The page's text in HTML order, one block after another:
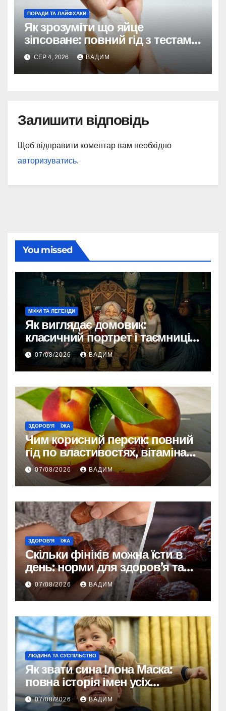
ПОРАДИ ТА ЛАЙФХАКИ
Як зрозуміти що яйце
зіпсоване: повний гід з тестами
та поясненнями
СЕР 4, 2026 ВАДИМ
Залишити відповідь
Щоб відправити коментар вам необхідно
авторизуватись.
You missed
МІФИ ТА ЛЕГЕНДИ
Як виглядає домовик:
класичний портрет і таємниці
зовнішності
07/08/2026 ВАДИМ
ЗДОРОВ'Я ЇЖА
Чим корисний персик: повний
гід по властивостях, вітамінах і
впливі на організм
07/08/2026 ВАДИМ
ЗДОРОВ'Я ЇЖА
Скільки фініків можна їсти в
день: норми для здоров’я та
енергії
07/08/2026 ВАДИМ
ЛЮДИНА ТА СУСПІЛЬСТВО
Як звати сина Ілона Маска:
повна історія імен усіх
хлопчиків мільярдера
07/08/2026 ВАДИМ